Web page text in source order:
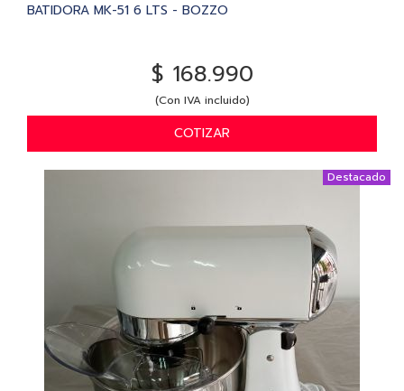
BATIDORA MK-51 6 LTS - BOZZO
$ 168.990
(Con IVA incluido)
COTIZAR
Destacado